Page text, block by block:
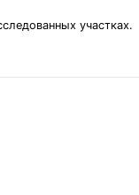
участках.